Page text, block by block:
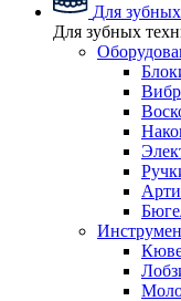
Для
Для зубных